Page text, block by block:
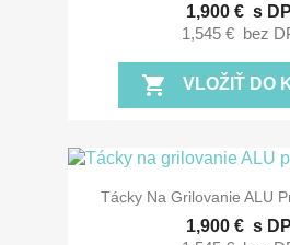
1,900 € s
1,545 € bez
shopping_cart VLOŽIŤ DO
Tácky Na Grilovanie ALU
1,900 € s